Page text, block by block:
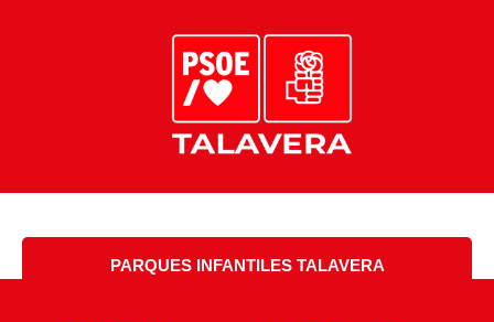
PARQUES INFANTILES TALAVERA